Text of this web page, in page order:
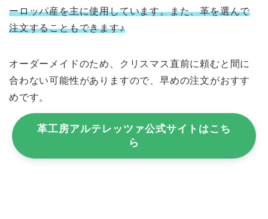
ーロッパ産を主に使用しています。また、革を選んで
注文することもできます♪
オーダーメイドのため、クリスマス直前に頼むと間に
合わない可能性がありますので、早めの注文がおすす
めです。
革工房アルテレッツァ公式サイトはこち
ら